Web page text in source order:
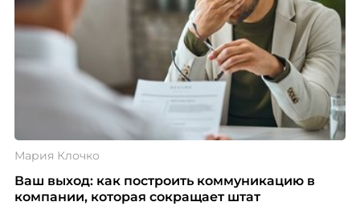
Мария Клочко
Ваш выход: как построить коммуникацию в
компании, которая сокращает штат